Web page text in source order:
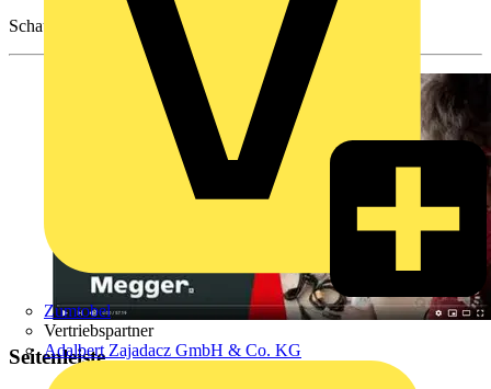
Zumtobel
Vertriebspartner
Adalbert Zajadacz GmbH & Co. KG
Schauen Sie sich diese Aufzeichnung an.
Seitenleiste